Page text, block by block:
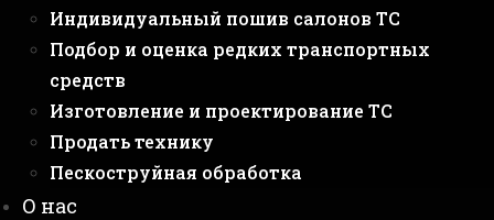
Индивидуальный пошив салонов ТС
Подбор и оценка редких транспортных
средств
Изготовление и проектирование ТС
Продать технику
Пескоструйная обработка
О нас